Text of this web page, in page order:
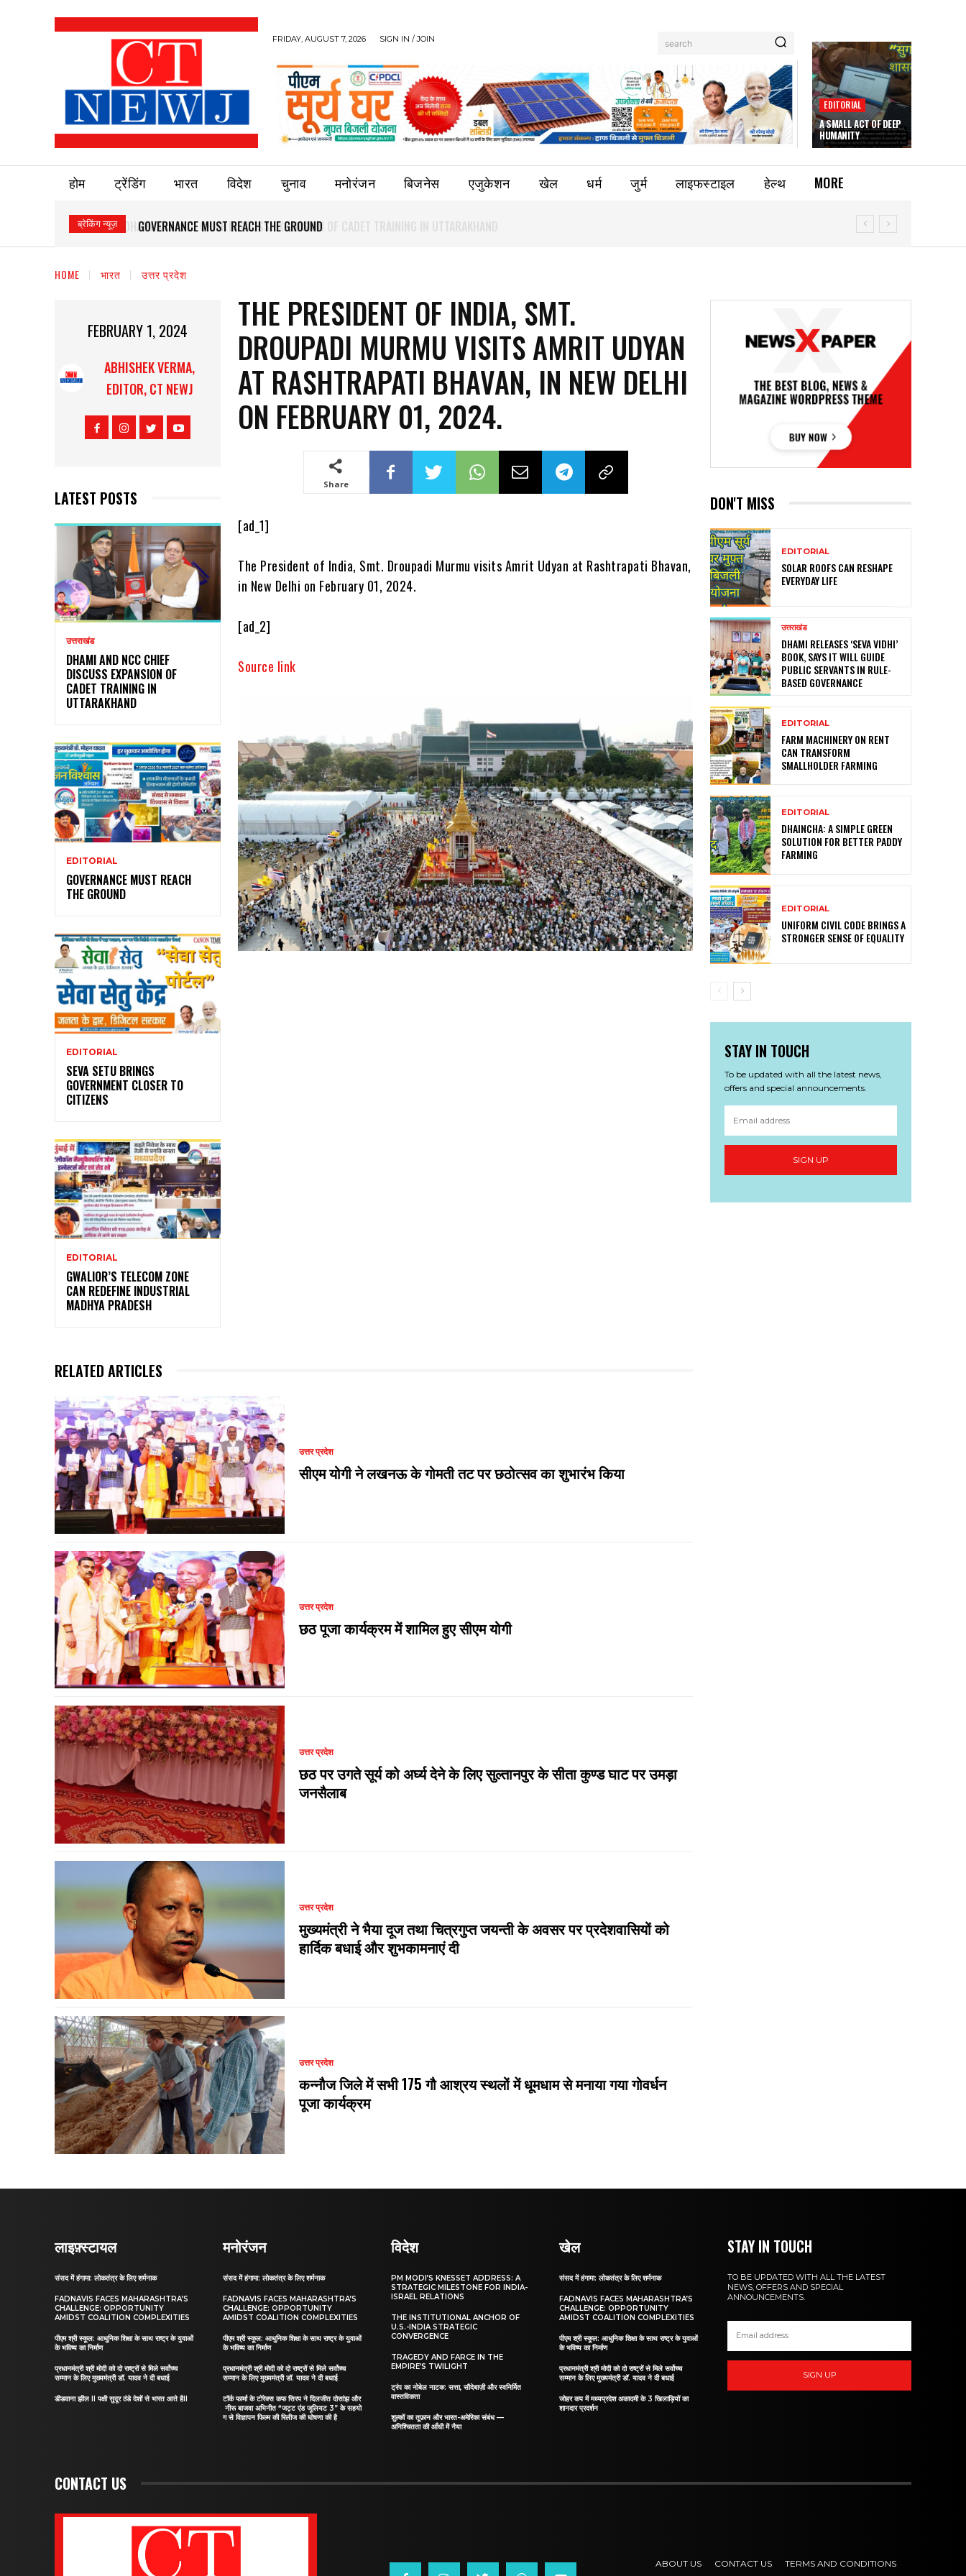
FRIDAY, AUGUST 7, 2026 SIGN IN / JOIN search
EDITORIAL
A SMALL ACT OF DEEP
HUMANITY
होम ट्रेंडिंग भारत विदेश चुनाव मनोरंजन बिजनेस एजुकेशन खेल धर्म जुर्म लाइफस्टाइल हेल्थ MORE
ब्रेकिंग न्यूज़ GOVERNANCE MUST REACH THE GROUND
HOME भारत उत्तर प्रदेश
FEBRUARY 1, 2024
ABHISHEK VERMA,
EDITOR, CT NEWJ
LATEST POSTS
उत्तराखंड
DHAMI AND NCC CHIEF
DISCUSS EXPANSION OF
CADET TRAINING IN
UTTARAKHAND
EDITORIAL
GOVERNANCE MUST REACH
THE GROUND
EDITORIAL
SEVA SETU BRINGS
GOVERNMENT CLOSER TO
CITIZENS
EDITORIAL
GWALIOR’S TELECOM ZONE
CAN REDEFINE INDUSTRIAL
MADHYA PRADESH
THE PRESIDENT OF INDIA, SMT.
DROUPADI MURMU VISITS AMRIT UDYAN
AT RASHTRAPATI BHAVAN, IN NEW DELHI
ON FEBRUARY 01, 2024.
Share
[ad_1]
The President of India, Smt. Droupadi Murmu visits Amrit Udyan at Rashtrapati Bhavan,
in New Delhi on February 01, 2024.
[ad_2]
Source link
RELATED ARTICLES
उत्तर प्रदेश
सीएम योगी ने लखनऊ के गोमती तट पर छठोत्सव का शुभारंभ किया
उत्तर प्रदेश
छठ पूजा कार्यक्रम में शामिल हुए सीएम योगी
उत्तर प्रदेश
छठ पर उगते सूर्य को अर्घ्य देने के लिए सुल्तानपुर के सीता कुण्ड घाट पर उमड़ा
जनसैलाब
उत्तर प्रदेश
मुख्यमंत्री ने भैया दूज तथा चित्रगुप्त जयन्ती के अवसर पर प्रदेशवासियों को
हार्दिक बधाई और शुभकामनाएं दी
उत्तर प्रदेश
कन्नौज जिले में सभी 175 गौ आश्रय स्थलों में धूमधाम से मनाया गया गोवर्धन
पूजा कार्यक्रम
DON'T MISS
EDITORIAL
SOLAR ROOFS CAN RESHAPE
EVERYDAY LIFE
उत्तराखंड
DHAMI RELEASES ‘SEVA VIDHI’
BOOK, SAYS IT WILL GUIDE
PUBLIC SERVANTS IN RULE-
BASED GOVERNANCE
EDITORIAL
FARM MACHINERY ON RENT
CAN TRANSFORM
SMALLHOLDER FARMING
EDITORIAL
DHAINCHA: A SIMPLE GREEN
SOLUTION FOR BETTER PADDY
FARMING
EDITORIAL
UNIFORM CIVIL CODE BRINGS A
STRONGER SENSE OF EQUALITY
STAY IN TOUCH
To be updated with all the latest news,
offers and special announcements.
SIGN UP
लाइफ़्स्टायल
संसद में हंगामा: लोकतंत्र के लिए शर्मनाक
FADNAVIS FACES MAHARASHTRA’S
CHALLENGE: OPPORTUNITY
AMIDST COALITION COMPLEXITIES
पीएम श्री स्कूल: आधुनिक शिक्षा के साथ राष्ट्र के युवाओं
के भविष्य का निर्माण
प्रधानमंत्री श्री मोदी को दो राष्ट्रों से मिले सर्वोच्च
सम्मान के लिए मुख्यमंत्री डॉ. यादव ने दी बधाई
डीडवाना झील II पक्षी सुदूर ठंडे देशों से भारत आते हैII
मनोरंजन
संसद में हंगामा: लोकतंत्र के लिए शर्मनाक
FADNAVIS FACES MAHARASHTRA’S
CHALLENGE: OPPORTUNITY
AMIDST COALITION COMPLEXITIES
पीएम श्री स्कूल: आधुनिक शिक्षा के साथ राष्ट्र के युवाओं
के भविष्य का निर्माण
प्रधानमंत्री श्री मोदी को दो राष्ट्रों से मिले सर्वोच्च
सम्मान के लिए मुख्यमंत्री डॉ. यादव ने दी बधाई
टॉर्क फार्मा के टोरेक्स कफ सिरप ने दिलजीत दोसांझ और
नीरू बाजवा अभिनीत “जट्ट एंड जूलियट 3” के सहयो
ग से विज्ञापन फिल्म की रिलीज की घोषणा की है
विदेश
PM MODI’S KNESSET ADDRESS: A
STRATEGIC MILESTONE FOR INDIA-
ISRAEL RELATIONS
THE INSTITUTIONAL ANCHOR OF
U.S.-INDIA STRATEGIC
CONVERGENCE
TRAGEDY AND FARCE IN THE
EMPIRE’S TWILIGHT
ट्रंप का नोबेल नाटक: सत्ता, सौदेबाज़ी और स्वनिर्मित
वास्तविकता
शुल्कों का तूफ़ान और भारत-अमेरिका संबंध —
अनिश्चितता की आँधी में नैया
खेल
संसद में हंगामा: लोकतंत्र के लिए शर्मनाक
FADNAVIS FACES MAHARASHTRA’S
CHALLENGE: OPPORTUNITY
AMIDST COALITION COMPLEXITIES
पीएम श्री स्कूल: आधुनिक शिक्षा के साथ राष्ट्र के युवाओं
के भविष्य का निर्माण
प्रधानमंत्री श्री मोदी को दो राष्ट्रों से मिले सर्वोच्च
सम्मान के लिए मुख्यमंत्री डॉ. यादव ने दी बधाई
जोहर कप में मध्यप्रदेश अकादमी के 3 खिलाड़ियों का
शानदार प्रदर्शन
STAY IN TOUCH
TO BE UPDATED WITH ALL THE LATEST
NEWS, OFFERS AND SPECIAL
ANNOUNCEMENTS.
SIGN UP
CONTACT US
ABOUT US CONTACT US TERMS AND CONDITIONS